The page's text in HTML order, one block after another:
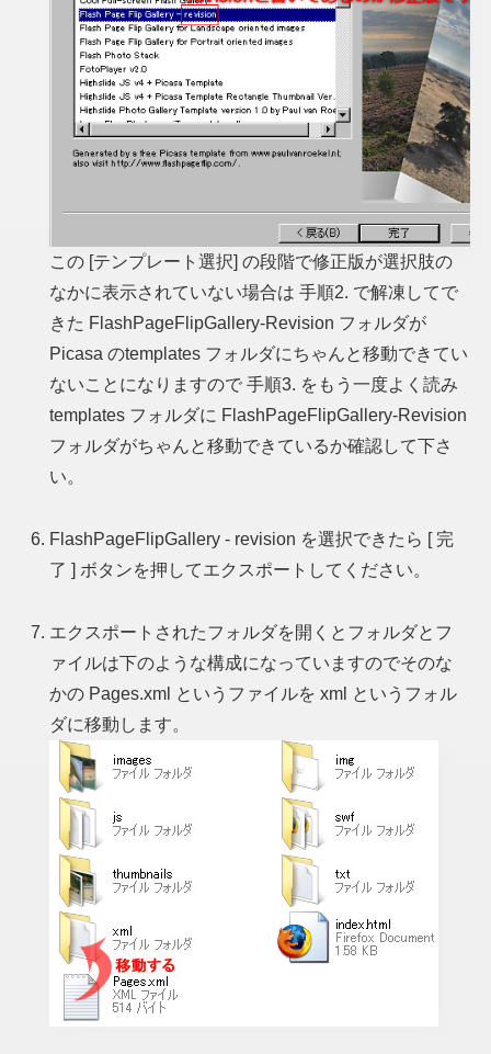
この [テンプレート選択] の段階で修正版が選択肢の
なかに表示されていない場合は 手順2. で解凍してで
きた FlashPageFlipGallery-Revision フォルダが
Picasa のtemplates フォルダにちゃんと移動できてい
ないことになりますので 手順3. をもう一度よく読み
templates フォルダに FlashPageFlipGallery-Revision
フォルダがちゃんと移動できているか確認して下さ
い。
FlashPageFlipGallery - revision を選択できたら [ 完
了 ] ボタンを押してエクスポートしてください。
エクスポートされたフォルダを開くとフォルダとフ
ァイルは下のような構成になっていますのでそのな
かの Pages.xml というファイルを xml というフォル
ダに移動します。